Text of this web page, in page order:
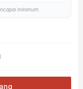
minimum.